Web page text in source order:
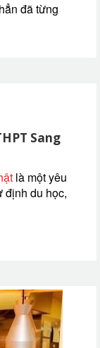
đã từng
Sang
là một yêu
định du học,